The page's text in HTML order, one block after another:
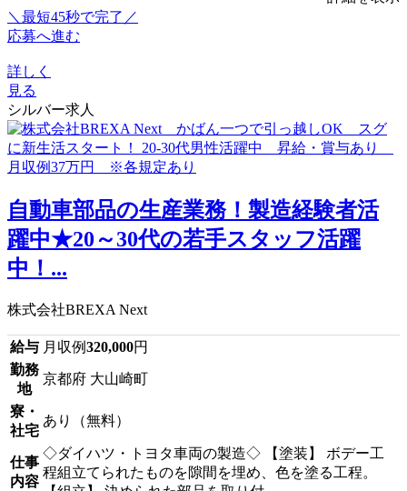
＼最短45秒で完了／
応募へ進む
詳しく
見る
シルバー求人
自動車部品の生産業務！製造経験者活
躍中★20～30代の若手スタッフ活躍
中！...
株式会社BREXA Next
給与 月収例320,000円
勤務
地
京都府 大山崎町
寮・
社宅
あり（無料）
仕事
内容
◇ダイハツ・トヨタ車両の製造◇ 【塗装】 ボデー工
程組立てられたものを隙間を埋め、色を塗る工程。